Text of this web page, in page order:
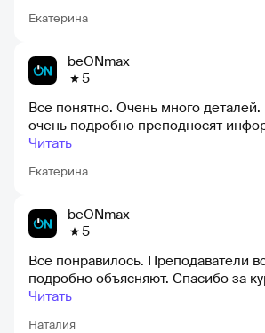
Екатерина
beONmax
5
Екатерина
Все понятно. Очень много
очень подробно преподносят
Читать
beONmax
5
Наталия
Все понравилось. Преподаватели
подробно объясняют. Спасибо за
Читать